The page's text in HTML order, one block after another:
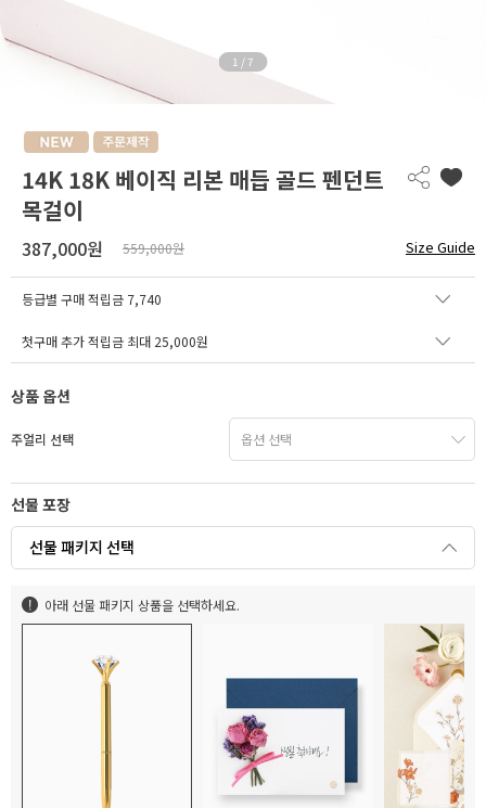
1 / 7
14K 18K 베이직 리본 매듭 골드 펜던트
목걸이
387,000원 559,000원 Size Guide
등급별 구매 적립금 7,740
첫구매 추가 적립금 최대 25,000원
상품 옵션
주얼리 선택
선물 포장
선물 패키지 선택
아래 선물 패키지 상품을 선택하세요.